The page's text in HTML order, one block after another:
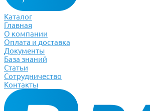
Каталог
Главная
О компании
Оплата и доставка
Документы
База знаний
Статьи
Сотрудничество
Контакты